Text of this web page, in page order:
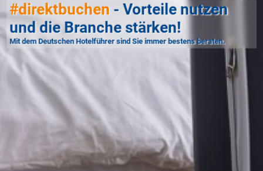
#direktbuchen - Vorteile nutzen
und die Branche stärken!
Mit dem Deutschen Hotelführer sind Sie immer bestens beraten.